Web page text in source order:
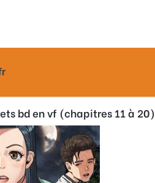
bd en vf (chapitres 11 à 20)